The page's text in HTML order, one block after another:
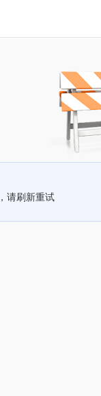
请刷新重试